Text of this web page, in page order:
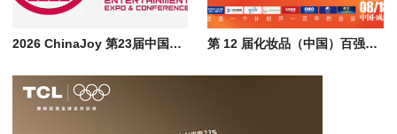
2026 ChinaJoy 第23届中国上海国际数码互动娱乐展览会，AI 赋能数字娱乐 第 12 届化妆品（中国）百强连锁会议将于 8 月 18 日在成都启幕